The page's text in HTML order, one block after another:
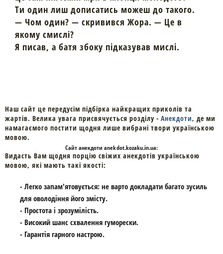
Ти один лиш дописатись можеш до такого.
— Чом один? — скривився Жора. — Це в
якому смислі?
Я писав, а батя збоку підказував мислі.
Наш сайт це передусім підбірка найкращих приколів та
жартів. Велика увага присвячується розділу - Анекдоти, де ми
намагаємого постити щодня лише вибрані твори українською
мовою.
Cайтанекдоти anekdot.kozaku.in.ua:
Видасть Вам щодня порцію свіжих анекдотів українською
мовою, які мають такі якості:
- Легко запам'ятовується: не варто докладати багато зусиль
для оволодіння його змісту.
- Простота і зрозумілість.
- Високий шанс схвалення гуморески.
- Гарантія гарного настрою.